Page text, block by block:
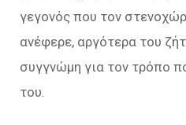
γεγονός που τον
ανέφερε, αργότερα του
συγγνώμη για τον τρόπο
του.